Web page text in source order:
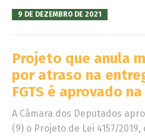
9 DE DEZEMBRO DE 2021
Projeto que anula
por atraso na
FGTS é aprovado
A Câmara dos Deputados
(9) o Projeto de Lei 4157/